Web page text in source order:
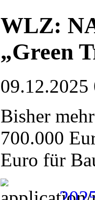
WLZ:
„Green
09.12.2025
Bisher
700.000
Euro für